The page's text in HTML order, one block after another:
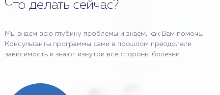
Что делать сейчас?
Мы знаем всю глубину проблемы и знаем, как Вам помочь.
Консультанты программы сами в прошлом преодолели
зависимость и знают изнутри все стороны болезни.